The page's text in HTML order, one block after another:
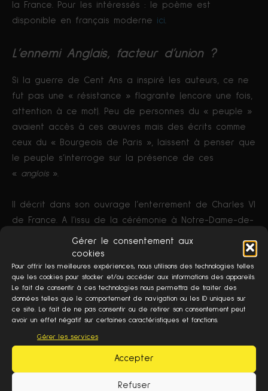
Gérer le consentement aux
cookies
Pour offrir les meilleures expériences, nous utilisons des technologies telles
que les cookies pour stocker et/ou accéder aux informations des appareils.
Le fait de consentir à ces technologies nous permettra de traiter des
données telles que le comportement de navigation ou les ID uniques sur
ce site. Le fait de ne pas consentir ou de retirer son consentement peut
avoir un effet négatif sur certaines caractéristiques et fonctions.
Gérer les services
Accepter
Refuser
la France. Pour les intéressés : le poème est
disponible en français moderne ici.
L’ennemi Anglais, facteur d’union ?
Si la guerre de Cent Ans a inspiré les auteurs, ce ne
fut pas une « résistance » flagrante (encore une fois,
attention à ce mot). Peu de personnes du « peuple »
avaient accès à ces œuvres mais des écrits comme
ceux du « Bourgeois de Paris », laissent à penser que
le peuple s’interroge sur la présence de ces
« anglois».
Il décrit dans son ouvrage l’enterrement de Charles VI
de France. A l’issu de la cérémonie à Notre-Dame-de-
Paris, son épée est remise au régent le Duc de
Bedford, (oncle du roi Henri VI d’Angleterre, nouveau
roi de France par le traité de Troyes). Il précise qu’à
cet instant «
». En revanche,
notons aussi que certaines provinces du territoire
français sont véritablement contrôlées par l’Angleterre